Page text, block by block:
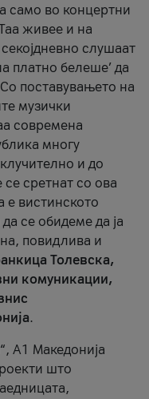
само во концертни
живее и на
слушаат
платно белеше’ да
поставувањето на
музички
современа
многу
и до
сретнат со ова
е вистинското
се обидеме да ја
повидлива и
Толевска,
комуникации,
.
А1 Македонија
што